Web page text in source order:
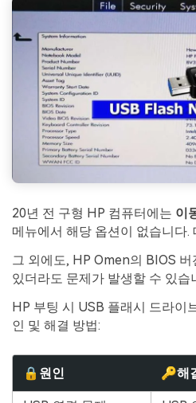
20년 전 구형 HP 컴퓨터에는 이
메뉴에서 해당 옵션이 없습니다.
그 외에도, HP Omen의 BIOS 버
있더라도 문제가 발생할 수 있습
HP 부팅 시 USB 플래시 드라이
인 및 해결 방법:
🔒원인 🔑해